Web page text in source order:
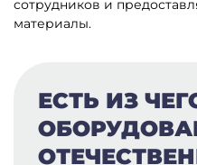
сотрудников и
материалы.
ЕСТЬ ИЗ